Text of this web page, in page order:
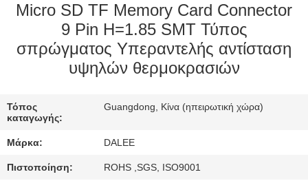
ΠΟΙΟΤΙΚΌΣ
ΈΛΕΓΧΟΣ
ΕΛΆΤΕ
ΣΕ
ΕΠΑΦΉ
Micro SD TF Memory Card Connector
9 Pin H=1.85 SMT Τύπος
σπρώγματος Υπεραντελής αντίσταση
υψηλών θερμοκρασιών
Τόπος
καταγωγής:
Guangdong, Κίνα (ηπειρωτική χώρα)
Μάρκα: DALEE
Πιστοποίηση: ROHS ,SGS, ISO9001